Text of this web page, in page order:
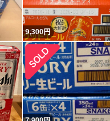
9,300円